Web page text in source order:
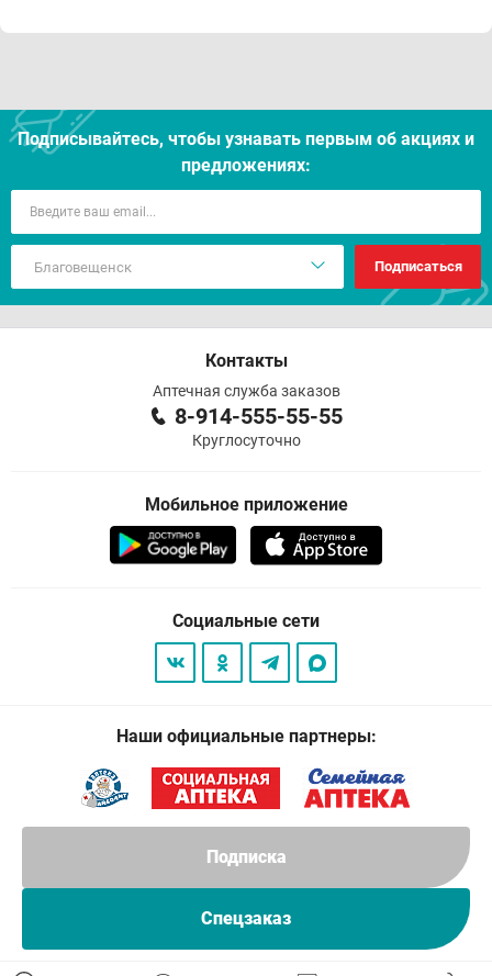
Подписка
Спецзаказ
Подписывайтесь, чтобы узнавать первым об акцияx и
предложениях:
Подписаться
Контакты
Аптечная служба заказов
8-914-555-55-55
Круглосуточно
Мобильное приложение
Социальные сети
Наши официальные партнеры: